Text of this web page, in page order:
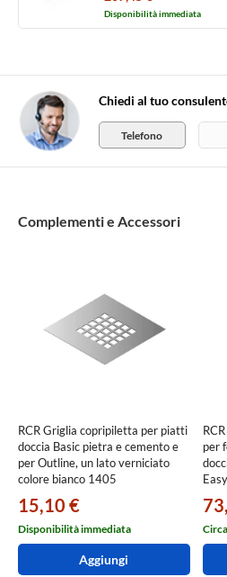
finitura pietra S14577
Disponibilità immediata
Complementi e Accessori
RCR Griglia copripiletta per piatti
doccia Basic pietra e cemento e
per Outline, un lato verniciato
colore bianco 1405
15,10 €
Disponibilità immediata
Aggiungi
per
Chiedi al tuo
Telefono